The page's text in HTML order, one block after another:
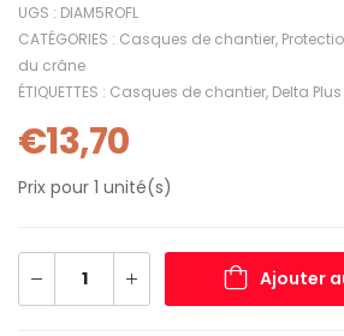
UGS : DIAM5ROFL
CATÉGORIES : Casques de chantier,
du crâne
ÉTIQUETTES : Casques de chantier, Delta Plus
€13,70
Prix pour 1 unité(s)
Ajouter